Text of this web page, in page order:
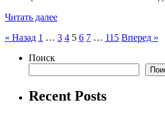
Читать далее
Пагинация
записей
« Назад 1 … 3 4 5 6 7 … 115 Вперед »
Поиск
Recent Posts